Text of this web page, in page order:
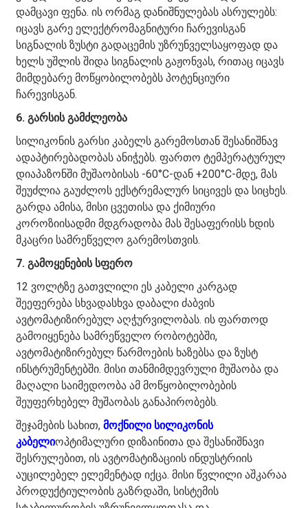
დამცავი ფენა. ის ორმაგ დანიშნულებას ასრულებს:
იცავს გარე ელექტრომაგნიტური ჩარევისგან
სიგნალის ზუსტი გადაცემის უზრუნველსაყოფად და
ხელს უშლის შიდა სიგნალის გაჟონვას, რითაც იცავს
მიმდებარე მოწყობილობებს პოტენციური
ჩარევისგან.
6. გარსის გამძლეობა
სილიკონის გარსი კაბელს გარემოსთან შესანიშნავ
ადაპტირებადობას ანიჭებს. ფართო ტემპერატურულ
დიაპაზონში მუშაობისას -60°C-დან +200°C-მდე, მას
შეუძლია გაუძლოს ექსტრემალურ სიცივეს და სიცხეს.
გარდა ამისა, მისი ცვეთისა და ქიმიური
კოროზიისადმი მდგრადობა მას შესაფერისს ხდის
მკაცრი სამრეწველო გარემოსთვის.
7. გამოყენების სფერო
12 ვოლტზე გათვლილი ეს კაბელი კარგად
შეეფერება სხვადასხვა დაბალი ძაბვის
ავტომატიზირებულ აღჭურვილობას. ის ფართოდ
გამოიყენება სამრეწველო რობოტებში,
ავტომატიზირებულ წარმოების ხაზებსა და ზუსტ
ინსტრუმენტებში. მისი თანმიმდევრული მუშაობა და
მაღალი საიმედოობა ამ მოწყობილობების
შეუფერხებელ მუშაობას განაპირობებს.
შეჯამების სახით, მოქნილი სილიკონის
კაბელიოპტიმალური დიზაინითა და შესანიშნავი
შესრულებით, ის ავტომატიზაციის ინდუსტრიის
აუცილებელ ელემენტად იქცა. მისი წვლილი აშკარაა
პროდუქტიულობის გაზრდაში, სისტემის